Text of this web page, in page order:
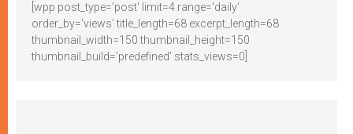
[wpp post_type='post' limit=4 range='daily'
order_by='views' title_length=68 excerpt_length=68
thumbnail_width=150 thumbnail_height=150
thumbnail_build='predefined' stats_views=0]